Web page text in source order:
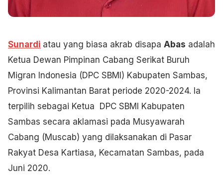
Sunardi atau yang biasa akrab disapa Abas adalah
Ketua Dewan Pimpinan Cabang Serikat Buruh
Migran Indonesia (DPC SBMI) Kabupaten Sambas,
Provinsi Kalimantan Barat periode 2020-2024. Ia
terpilih sebagai Ketua DPC SBMI Kabupaten
Sambas secara aklamasi pada Musyawarah
Cabang (Muscab) yang dilaksanakan di Pasar
Rakyat Desa Kartiasa, Kecamatan Sambas, pada
Juni 2020.